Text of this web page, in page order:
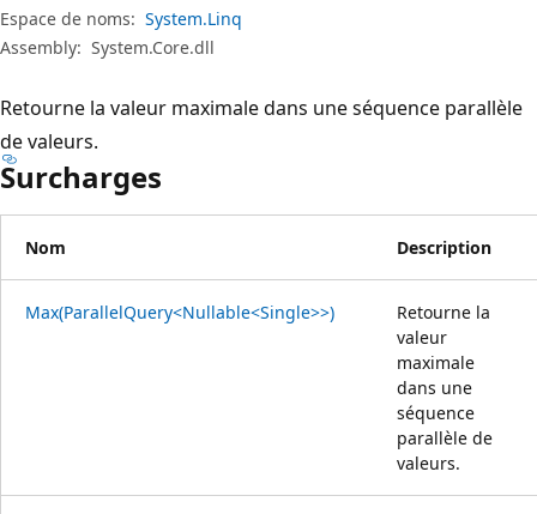
Espace de noms: System.Linq
Assembly: System.Core.dll
Retourne la valeur maximale dans une séquence parallèle
de valeurs.
Surcharges
Nom Description
Max(ParallelQuery<Nullable<Single>>)
Retourne la
valeur
maximale
dans une
séquence
parallèle de
valeurs.